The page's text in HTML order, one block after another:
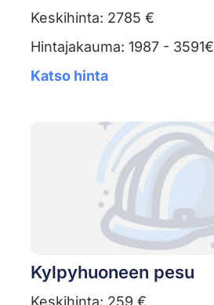
Keskihinta: 2785 €
Hintajakauma: 1987 - 3591€
Katso hinta
Kylpyhuoneen pesu